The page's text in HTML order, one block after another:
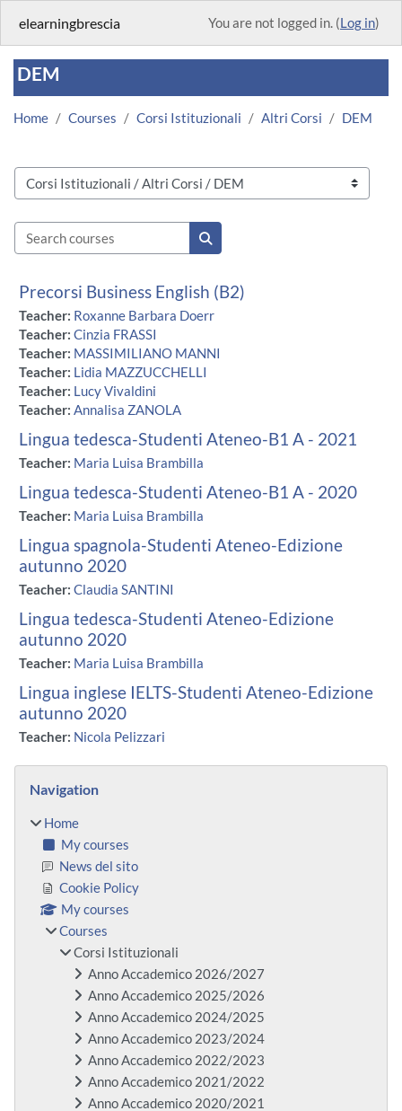
elearningbrescia You are not logged in. (Log in)
DEM
Home Courses Corsi Istituzionali Altri Corsi DEM
Course categories
Search courses
Search courses
Precorsi Business English (B2)
Teacher: Roxanne Barbara Doerr
Teacher: Cinzia FRASSI
Teacher: MASSIMILIANO MANNI
Teacher: Lidia MAZZUCCHELLI
Teacher: Lucy Vivaldini
Teacher: Annalisa ZANOLA
Lingua tedesca-Studenti Ateneo-B1 A - 2021
Teacher: Maria Luisa Brambilla
Lingua tedesca-Studenti Ateneo-B1 A - 2020
Teacher: Maria Luisa Brambilla
Lingua spagnola-Studenti Ateneo-Edizione
autunno 2020
Teacher: Claudia SANTINI
Lingua tedesca-Studenti Ateneo-Edizione
autunno 2020
Teacher: Maria Luisa Brambilla
Lingua inglese IELTS-Studenti Ateneo-Edizione
autunno 2020
Teacher: Nicola Pelizzari
Blocks
Navigation
Home
My courses
News del sito
Cookie Policy
My courses
Courses
Corsi Istituzionali
Anno Accademico 2026/2027
Anno Accademico 2025/2026
Anno Accademico 2024/2025
Anno Accademico 2023/2024
Anno Accademico 2022/2023
Anno Accademico 2021/2022
Anno Accademico 2020/2021